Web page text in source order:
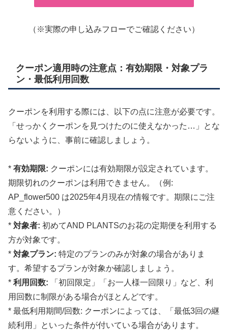
（※実際の申し込みフローでご確認ください）
クーポン適用時の注意点：有効期限・対象プラ
ン・最低利用回数
クーポンを利用する際には、以下の点に注意が必要です。
「せっかくクーポンを見つけたのに使えなかった…」とな
らないように、事前に確認しましょう。
* 有効期限: クーポンには有効期限が設定されています。
期限切れのクーポンは利用できません。（例:
AP_flower500 は2025年4月現在の情報です。期限にご注
意ください。）
* 対象者: 初めてAND PLANTSのお花の定期便を利用する
方が対象です。
* 対象プラン: 特定のプランのみが対象の場合がありま
す。希望するプランが対象か確認しましょう。
* 利用回数: 「初回限定」「お一人様一回限り」など、利
用回数に制限がある場合がほとんどです。
* 最低利用期間/回数: クーポンによっては、「最低3回の継
続利用」といった条件が付いている場合があります。